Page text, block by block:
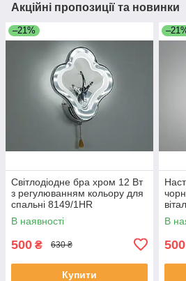
Акційні пропозиції та новинки
–21%
Світлодіодне бра хром 12 Вт
з регулюванням кольору для
спальні 8149/1HR
В наявності
500 ₴ 630 ₴
Купити
В
500